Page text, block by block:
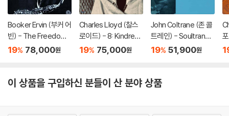
Booker Ervin (부커 어
빈) - The Freedom
Book [LP]
19% 78,000원
Charles Lloyd (찰스
로이드) - 8: Kindred
Spirits, Live From Th
19% 75,000원
John Coltrane (존 콜
트레인) - Soultrane
[LP]
19% 51,900원
이 상품을 구입하신 분들이 산 분야 상품